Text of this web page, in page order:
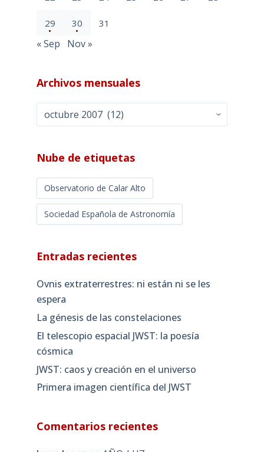
29 30 31
« Sep Nov »
Archivos mensuales
Archivos
mensuales
Nube de etiquetas
Observatorio de Calar Alto
Sociedad Española de Astronomía
Entradas recientes
Ovnis extraterrestres: ni están ni se les
espera
La génesis de las constelaciones
El telescopio espacial JWST: la poesía
cósmica
JWST: caos y creación en el universo
Primera imagen científica del JWST
Comentarios recientes